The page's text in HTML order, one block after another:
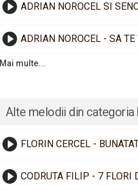
ADRIAN NOROCEL - SA
Mai multe...
Alte melodii din categoria
FLORIN CERCEL -
CODRUTA FILIP - 7 FLORI